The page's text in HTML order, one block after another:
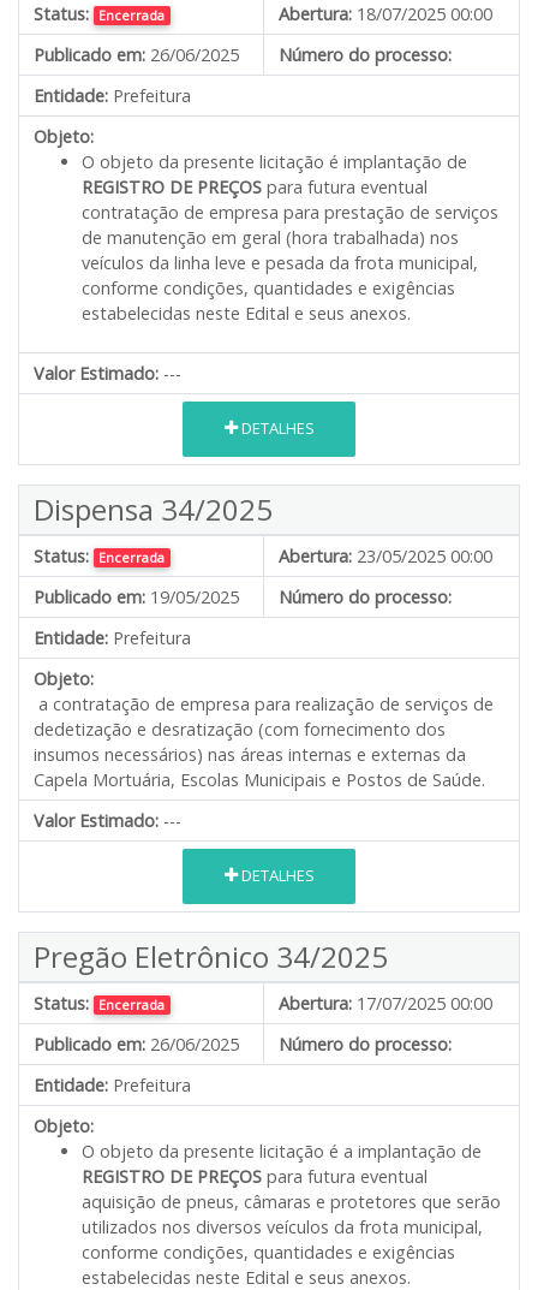
Status: Encerrada Abertura: 18/07/2025 00:00
Publicado em: 26/06/2025
Número do processo:
Entidade: Prefeitura
Objeto:
O objeto da presente licitação é implantação de
REGISTRO DE PREÇOS para futura eventual
contratação de empresa para prestação de serviços
de manutenção em geral (hora trabalhada) nos
veículos da linha leve e pesada da frota municipal,
conforme condições, quantidades e exigências
estabelecidas neste Edital e seus anexos.
Valor Estimado: ---
DETALHES
Dispensa 34/2025
Status: Encerrada Abertura: 23/05/2025 00:00
Publicado em: 19/05/2025
Número do processo:
Entidade: Prefeitura
Objeto:
a contratação de empresa para realização de serviços de
dedetização e desratização (com fornecimento dos
insumos necessários) nas áreas internas e externas da
Capela Mortuária, Escolas Municipais e Postos de Saúde.
Valor Estimado: ---
DETALHES
Pregão Eletrônico 34/2025
Status: Encerrada Abertura: 17/07/2025 00:00
Publicado em: 26/06/2025
Número do processo:
Entidade: Prefeitura
Objeto:
O objeto da presente licitação é a implantação de
REGISTRO DE PREÇOS para futura eventual
aquisição de pneus, câmaras e protetores que serão
utilizados nos diversos veículos da frota municipal,
conforme condições, quantidades e exigências
estabelecidas neste Edital e seus anexos.